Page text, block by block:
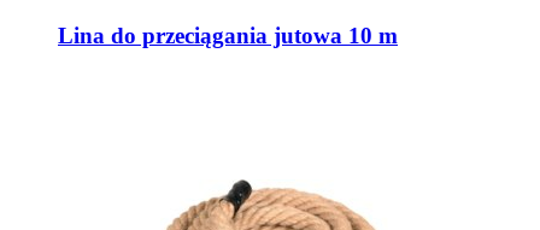
Lina do przeciągania jutowa 10 m